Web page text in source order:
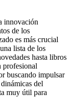
innovación
de los
es más crucial
lista de los
hasta libros
profesional
buscando impulsar
del
muy útil para